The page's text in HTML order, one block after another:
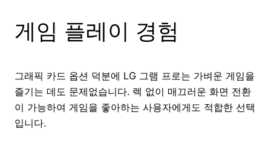
게임 플레이 경험
그래픽 카드 옵션 덕분에 LG 그램 프로는 가벼운 게임을
즐기는 데도 문제없습니다. 렉 없이 매끄러운 화면 전환
이 가능하여 게임을 좋아하는 사용자에게도 적합한 선택
입니다.